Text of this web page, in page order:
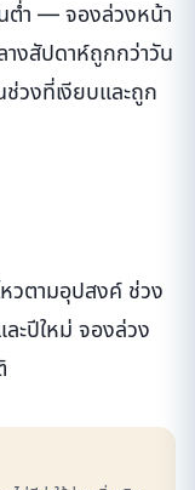
ต่ำ — จองล่วงหน้า
างสัปดาห์ถูกกว่าวัน
วงที่เงียบและถูก
วตามอุปสงค์ ช่วง
ะปีใหม่ จองล่วง